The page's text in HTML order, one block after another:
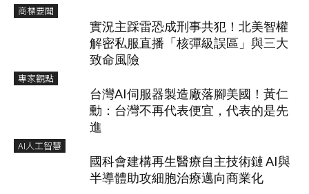
商標要聞
實況主踩雷恐成刑事共犯！北美智權
解密私服直播「核彈級誤區」與三大
致命風險
專家觀點
台灣AI伺服器製造廠落腳美國！黃仁
勳：台灣不再代表便宜，代表的是先
進
AI人工智慧
國科會建構再生醫療自主技術鏈 AI與
半導體助攻細胞治療邁向商業化